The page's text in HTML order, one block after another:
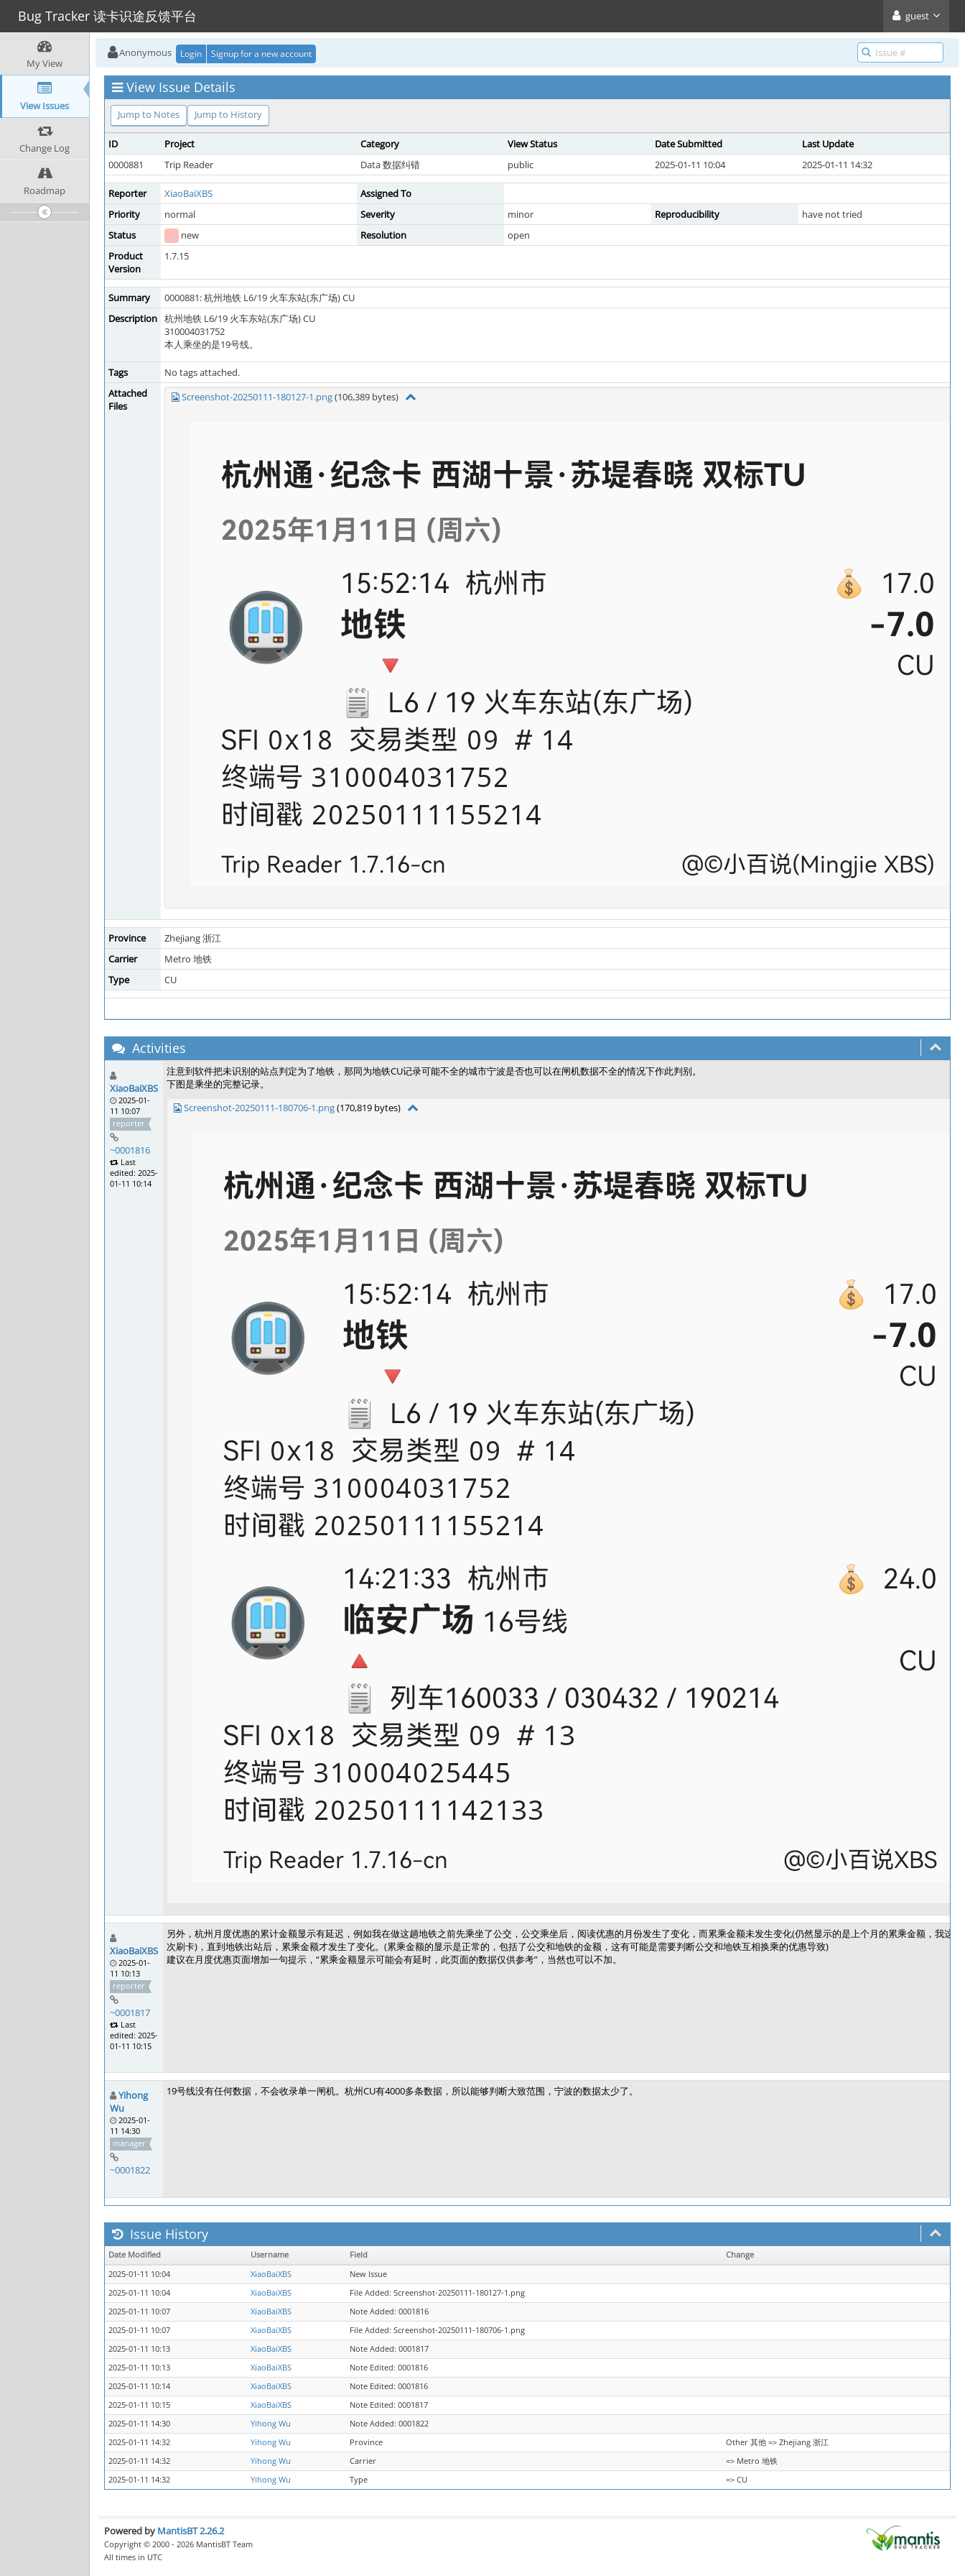
Bug Tracker 读卡识途反馈平台 guest
My View
View Issues
Change Log
Roadmap
Anonymous Login Signup for a new account
View Issue Details
Jump to Notes Jump to History
ID Project Category View Status Date Submitted
Last Update
0000881
Trip Reader Data 数据纠错 public 2025-01-11 10:04 2025-01-11 14:32
Reporter XiaoBaiXBS
Assigned To
Priority
normal Severity minor Reproducibility
have not tried
Status
new Resolution
open
Product
Version
1.7.15
Summary
0000881: 杭州地铁 L6/19 火车东站(东广场) CU
Description 杭州地铁 L6/19 火车东站(东广场) CU
310004031752
本人乘坐的是19号线。
Tags
No tags attached.
Attached
Files
Screenshot-20250111-180127-1.png(106,389 bytes)
Province
Zhejiang 浙江
Carrier
Metro 地铁
Type
CU
Activities
XiaoBaiXBS
2025-01-
11 10:07
reporter
~0001816
Last
edited: 2025-
01-11 10:14
注意到软件把未识别的站点判定为了地铁，那同为地铁CU记录可能不全的城市宁波是否也可以在闸机数据不全的情况下作此判别。
下图是乘坐的完整记录。
Screenshot-20250111-180706-1.png(170,819 bytes)
XiaoBaiXBS
2025-01-
11 10:13
reporter
~0001817
Last
edited: 2025-
01-11 10:15
另外，杭州月度优惠的累计金额显示有延迟，例如我在做这趟地铁之前先乘坐了公交，公交乘坐后，阅读优惠的月份发生了变化，而累乘金额未发生变化(仍然显示的是上个月的累乘金额，我这
次刷卡)，直到地铁出站后，累乘金额才发生了变化。(累乘金额的显示是正常的，包括了公交和地铁的金额，这有可能是需要判断公交和地铁互相换乘的优惠导致)
建议在月度优惠页面增加一句提示，“累乘金额显示可能会有延时，此页面的数据仅供参考”，当然也可以不加。
Yihong
Wu
2025-01-
11 14:30
manager
~0001822
19号线没有任何数据，不会收录单一闸机。杭州CU有4000多条数据，所以能够判断大致范围，宁波的数据太少了。
Issue History
Date Modified Username Field
Change
2025-01-11 10:04
XiaoBaiXBS
New Issue
2025-01-11 10:04
XiaoBaiXBS
File Added: Screenshot-20250111-180127-1.png
2025-01-11 10:07
XiaoBaiXBS
Note Added: 0001816
2025-01-11 10:07
XiaoBaiXBS
File Added: Screenshot-20250111-180706-1.png
2025-01-11 10:13
XiaoBaiXBS
Note Added: 0001817
2025-01-11 10:13
XiaoBaiXBS
Note Edited: 0001816
2025-01-11 10:14
XiaoBaiXBS
Note Edited: 0001816
2025-01-11 10:15
XiaoBaiXBS
Note Edited: 0001817
2025-01-11 14:30
Yihong Wu
Note Added: 0001822
2025-01-11 14:32
Yihong Wu Province
Other 其他 => Zhejiang 浙江
2025-01-11 14:32
Yihong Wu Carrier
=> Metro 地铁
2025-01-11 14:32
Yihong Wu Type => CU
Powered by MantisBT 2.26.2
Copyright © 2000 - 2026 MantisBT Team
All times in UTC